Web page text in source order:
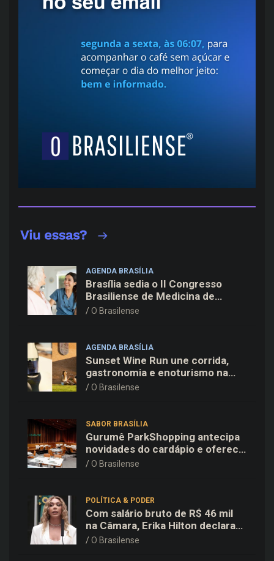
AGENDA BRASÍLIA
Brasília sedia o II Congresso
Brasiliense de Medicina de
Família e Comunidade na Fiocruz
O Brasilense
AGENDA BRASÍLIA
Sunset Wine Run une corrida,
gastronomia e enoturismo na
Vinícola Brasília
O Brasilense
SABOR BRASÍLIA
Gurumê ParkShopping antecipa
novidades do cardápio e oferece
25% de desconto no delivery
O Brasilense
POLÍTICA & PODER
Com salário bruto de R$ 46 mil
na Câmara, Erika Hilton declara
patrimônio de R$ 15,9 mil ao TSE
O Brasilense